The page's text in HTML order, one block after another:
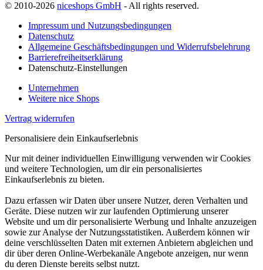
© 2010-2026 niceshops GmbH - All rights reserved.
Impressum und Nutzungsbedingungen
Datenschutz
Allgemeine Geschäftsbedingungen und Widerrufsbelehrung
Barrierefreiheitserklärung
Datenschutz-Einstellungen
Unternehmen
Weitere nice Shops
Vertrag widerrufen
Personalisiere dein Einkaufserlebnis
Nur mit deiner individuellen Einwilligung verwenden wir Cookies
und weitere Technologien, um dir ein personalisiertes
Einkaufserlebnis zu bieten.
Dazu erfassen wir Daten über unsere Nutzer, deren Verhalten und
Geräte. Diese nutzen wir zur laufenden Optimierung unserer
Website und um dir personalisierte Werbung und Inhalte anzuzeigen
sowie zur Analyse der Nutzungsstatistiken. Außerdem können wir
deine verschlüsselten Daten mit externen Anbietern abgleichen und
dir über deren Online-Werbekanäle Angebote anzeigen, nur wenn
du deren Dienste bereits selbst nutzt.